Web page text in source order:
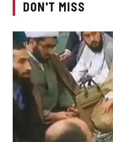
DON'T MISS